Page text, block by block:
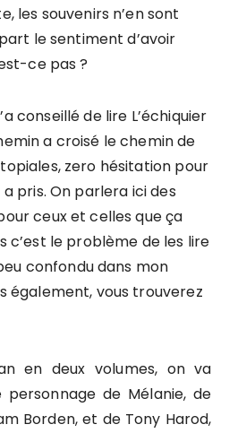
les souvenirs n’en sont
le sentiment d’avoir
ce pas ?
conseillé de lire L’échiquier
a croisé le chemin de
zero hésitation pour
pris. On parlera ici des
ceux et celles que ça
c’est le problème de les lire
confondu dans mon
également, vous trouverez
en deux volumes, on va
de Mélanie, de
Borden, et de Tony Harod,